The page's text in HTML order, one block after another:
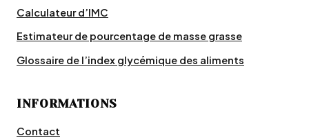
Calculateur d’IMC
Estimateur de pourcentage de masse grasse
Glossaire de l’index glycémique des aliments
INFORMATIONS
Contact